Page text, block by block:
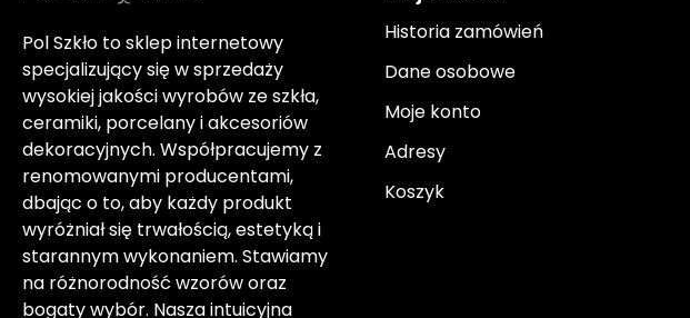
Pol Szkło to sklep internetowy
specjalizujący się w sprzedaży
wysokiej jakości wyrobów ze szkła,
ceramiki, porcelany i akcesoriów
dekoracyjnych. Współpracujemy z
renomowanymi producentami,
dbając o to, aby każdy produkt
wyróżniał się trwałością, estetyką i
starannym wykonaniem. Stawiamy
na różnorodność wzorów oraz
bogaty wybór. Nasza intuicyjna
Historia zamówień
Dane osobowe
Moje konto
Adresy
Koszyk